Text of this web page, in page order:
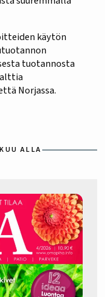
käytön
tuotannosta
Norjassa.
ALLA